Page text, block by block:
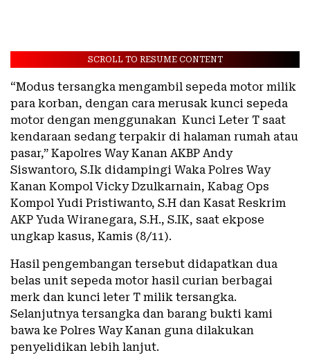
SCROLL TO RESUME CONTENT
“Modus tersangka mengambil sepeda motor milik
para korban, dengan cara merusak kunci sepeda
motor dengan menggunakan Kunci Leter T saat
kendaraan sedang terpakir di halaman rumah atau
pasar,” Kapolres Way Kanan AKBP Andy
Siswantoro, S.Ik didampingi Waka Polres Way
Kanan Kompol Vicky Dzulkarnain, Kabag Ops
Kompol Yudi Pristiwanto, S.H dan Kasat Reskrim
AKP Yuda Wiranegara, S.H., S.IK, saat ekpose
ungkap kasus, Kamis (8/11).
Hasil pengembangan tersebut didapatkan dua
belas unit sepeda motor hasil curian berbagai
merk dan kunci leter T milik tersangka.
Selanjutnya tersangka dan barang bukti kami
bawa ke Polres Way Kanan guna dilakukan
penyelidikan lebih lanjut.